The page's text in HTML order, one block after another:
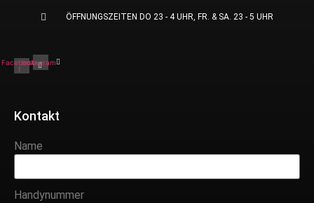
ÖFFNUNGSZEITEN DO 23 - 4 UHR, FR. & SA. 23 - 5 UHR
Facebook-
f
Instagram
Kontakt
Name
Handynummer